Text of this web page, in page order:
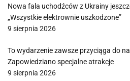
Nowa fala uchodźców z Ukrainy
„Wszystkie elektrownie uszkodzone”
9 sierpnia 2026
To wydarzenie zawsze przyciąga do
Zapowiedziano specjalne atrakcje
9 sierpnia 2026